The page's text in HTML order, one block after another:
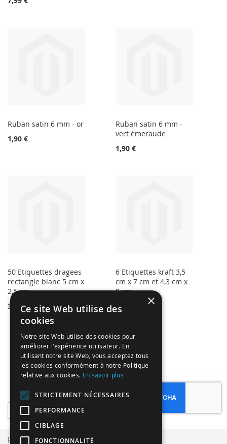
Ruban satin 6 mm - or
1,90 €
Ruban satin 6 mm -
vert émeraude
1,90 €
50 Etiquettes dragees
rectangle blanc 5 cm x
2,5 cm
3,99 €
6 Etiquettes kraft 3,5
cm x 7 cm et 4,3 cm x
9 cm
2,37 €
Sign
Up
for
Our
Subscribe
Privacy and Cookie Policy
×
Ce site Web utilise des
cookies
Notre site Web utilise des cookies pour
améliorer l'expérience utilisateur. En
utilisant notre site Web, vous acceptez tous
les cookies conformément à notre Politique
relative aux cookies. En savoir plus
STRICTEMENT NÉCESSAIRES
PERFORMANCE
CIBLAGE
FONCTIONNALITÉ